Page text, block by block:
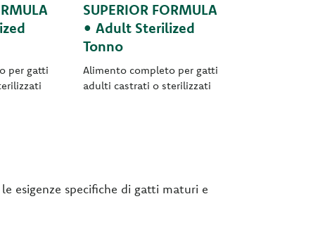
per gatti
SUPERIOR FORMULA
• Adult Sterilized
Tonno
Alimento completo per gatti
adulti castrati o sterilizzati
esigenze specifiche di gatti maturi e